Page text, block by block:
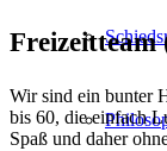
Freizeitteam
Wir sind ein bunter
bis 60, die einfach
Spaß und daher